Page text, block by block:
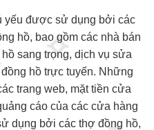
yếu được sử dụng bởi các
hồ, bao gồm các nhà bán
sang trọng, dịch vụ sửa
hồ trực tuyến. Những
trang web, mặt tiền cửa
cáo của các cửa hàng
dụng bởi các thợ đồng hồ,